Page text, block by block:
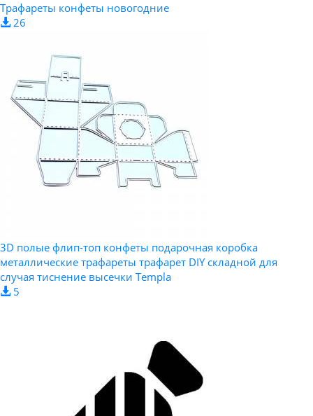
Трафареты конфеты новогодние
26
3D полые флип-топ конфеты подарочная коробка
металлические трафареты трафарет DIY складной для
случая тиснение высечки Templa
5